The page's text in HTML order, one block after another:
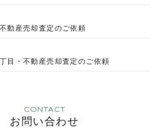
動産売却査定のご依頼
目・不動産売却査定のご依頼
CONTACT
お問い合わせ